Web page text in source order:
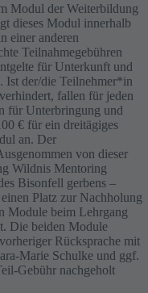
Modul der Weiterbildung
dieses Modul innerhalb
einer anderen
Teilnahmegebühren
für Unterkunft und
Ist der/die Teilnehmer*in
fallen für jeden
für Unterbringung und
€ für ein dreitägiges
an. Der
von dieser
Wildnis Mentoring
Bisonfell gerbens –
Platz zur Nachholung
Module beim Lehrgang
Die beiden Module
Rücksprache mit
Marie Schulke und ggf.
Gebühr nachgeholt